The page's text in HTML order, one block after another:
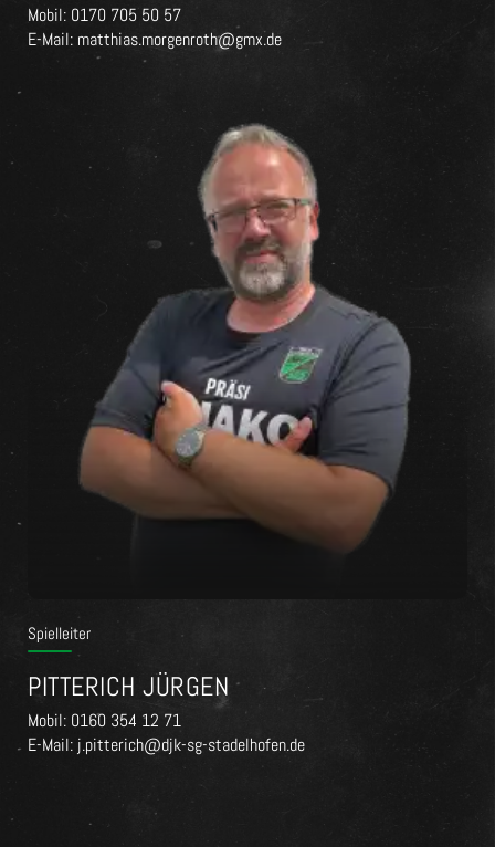
Mobil: 0170 705 50 57
E-Mail: matthias.morgenroth@gmx.de
Spielleiter
PITTERICH JÜRGEN
Mobil: 0160 354 12 71
E-Mail: j.pitterich@djk-sg-stadelhofen.de